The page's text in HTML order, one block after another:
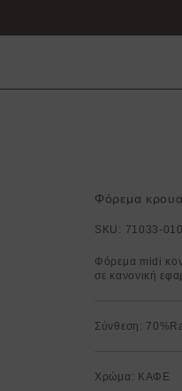
Φόρεμα
SKU: 71033-010
Φόρεμα midi
σε κανονική
Σύνθεση:
Χρώμα: ΚΑΦΕ